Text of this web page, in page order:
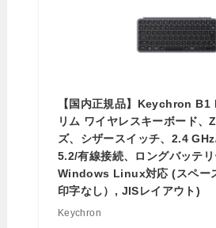
【国内正規品】Keychron B1
リム ワイヤレスキーボード、
ズ、シザースイッチ、2.4
5.2/有線接続、ロングバッテ
Windows Linux対応 (スペー
印字なし）, JISレイアウト)
Keychron